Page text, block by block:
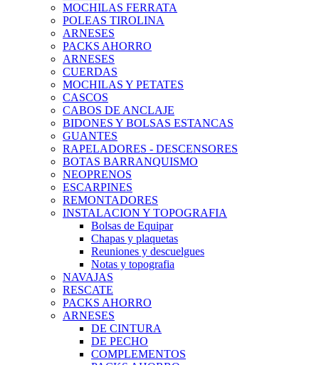
MOCHILAS FERRATA
POLEAS TIROLINA
ARNESES
PACKS AHORRO
ARNESES
CUERDAS
MOCHILAS Y PETATES
CASCOS
CABOS DE ANCLAJE
BIDONES Y BOLSAS ESTANCAS
GUANTES
RAPELADORES - DESCENSORES
BOTAS BARRANQUISMO
NEOPRENOS
ESCARPINES
REMONTADORES
INSTALACION Y TOPOGRAFIA
Bolsas de Equipar
Chapas y plaquetas
Reuniones y descuelgues
Notas y topografia
NAVAJAS
RESCATE
PACKS AHORRO
ARNESES
DE CINTURA
DE PECHO
COMPLEMENTOS